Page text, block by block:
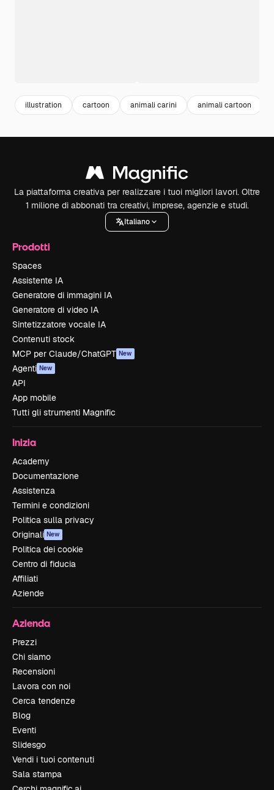
illustration cartoon animali carini animali cartoon
La piattaforma creativa per realizzare i tuoi migliori lavori. Oltre
1 milione di abbonati tra creativi, imprese, agenzie e studi.
Italiano
Prodotti
Spaces
Assistente IA
Generatore di immagini IA
Generatore di video IA
Sintetizzatore vocale IA
Contenuti stock
MCP per Claude/ChatGPT New
Agenti New
API
App mobile
Tutti gli strumenti Magnific
Inizia
Academy
Documentazione
Assistenza
Termini e condizioni
Politica sulla privacy
Originali New
Politica dei cookie
Centro di fiducia
Affiliati
Aziende
Azienda
Prezzi
Chi siamo
Recensioni
Lavora con noi
Cerca tendenze
Blog
Eventi
Slidesgo
Vendi i tuoi contenuti
Sala stampa